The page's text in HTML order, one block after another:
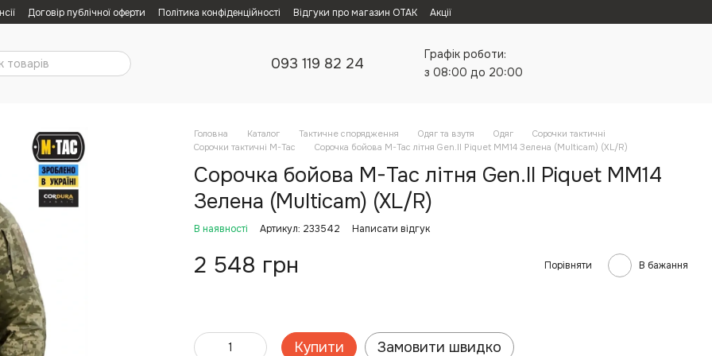
Договір публічної оферти Політика конфіденційності Відгуки про магазин ОТАК Акції
093 119 82 24
Графік роботи:
з 08:00 до 20:00
Головна Каталог Тактичне спорядження Одяг та взутя Одяг
Сорочки тактичні
Сорочки тактичні M-Tac
Сорочка бойова M-Tac літня Gen.II Piquet MM14 Зелена (Multicam) (XL/R)
Сорочка бойова M-Tac літня Gen.II Piquet MM14
Зелена (Multicam) (XL/R)
В наявності Артикул: 233542 Написати відгук
2 548 грн Порівняти В бажання
Купити Замовити швидко